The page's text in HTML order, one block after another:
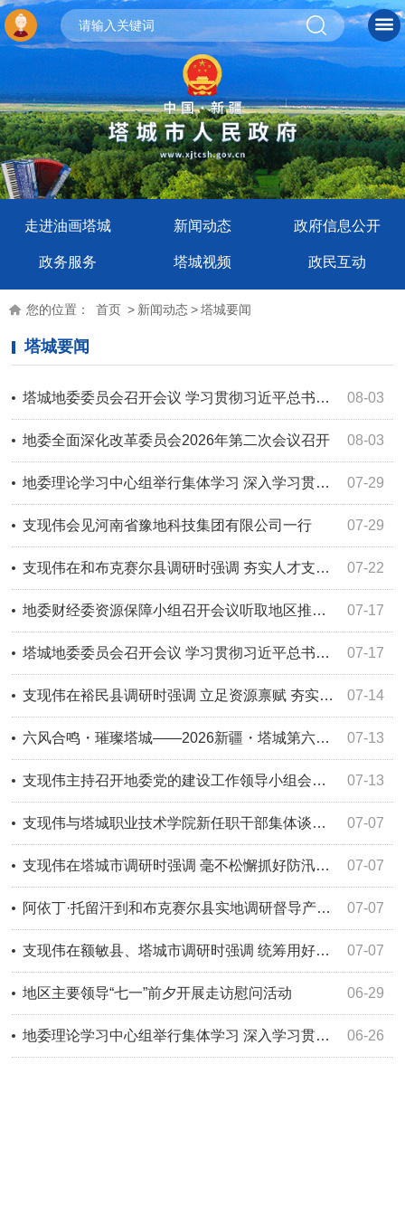
走进油画塔城 新闻动态 政府信息公开
政务服务 塔城视频 政民互动
您的位置： 首页 > 新闻动态>塔城要闻
塔城要闻
08-03
塔城地委委员会召开会议 学习贯彻习近平总书记重要指示精神 研究部署“一岗双责”、信访等工作
08-03
地委全面深化改革委员会2026年第二次会议召开
07-29
地委理论学习中心组举行集体学习 深入学习贯彻习近平新时代中国特色社会主义思想 切实把学习成果转化为推动地区高质量发展的强大动力
07-29
支现伟会见河南省豫地科技集团有限公司一行
07-22
支现伟在和布克赛尔县调研时强调 夯实人才支撑 筑牢法治根基 壮大特色产业 走符合自身特点的高质量发展路子
07-17
地委财经委资源保障小组召开会议听取地区推动低效闲置资产盘活及项目资产（一村一品）盘活工作情况
07-17
塔城地委委员会召开会议 学习贯彻习近平总书记重要讲话重要指示精神 研究部署科技创新、防汛减灾救灾等工作
07-14
支现伟在裕民县调研时强调 立足资源禀赋 夯实基层治理 做强特色产业 推动地区高质量发展提质增效
07-13
六风合鸣・璀璨塔城——2026新疆・塔城第六届手风琴文化国际艺术节新闻发布会召开
07-13
支现伟主持召开地委党的建设工作领导小组会议 推动树立和践行正确政绩观学习教育走深走实 以过硬整治成效为地区高质量发展保驾护航
07-07
支现伟与塔城职业技术学院新任职干部集体谈话时强调 勇担使命 真抓实干 在新岗位上再创佳绩再立新功
07-07
支现伟在塔城市调研时强调 毫不松懈抓好防汛抗旱工作 全力保障人民群众生命财产安全
07-07
阿依丁·托留汗到和布克赛尔县实地调研督导产业发展、防汛抗旱、蝗灾治理等重点工作
07-07
支现伟在额敏县、塔城市调研时强调 统筹用好各类资金 攻坚项目提速建设 为建设“区强民富”美丽塔城注入强劲动能
06-29
地区主要领导“七一”前夕开展走访慰问活动
06-26
地委理论学习中心组举行集体学习 深入学习贯彻习近平总书记重要论述重要指示精神 以正确政绩观推动地区“十五五”开好局起好步